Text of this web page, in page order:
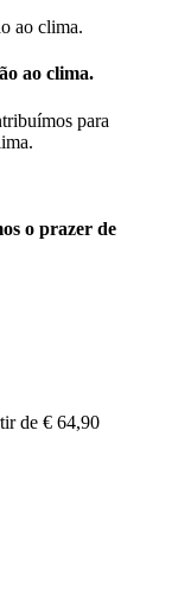
ao clima.
para
o prazer de
de € 64,90